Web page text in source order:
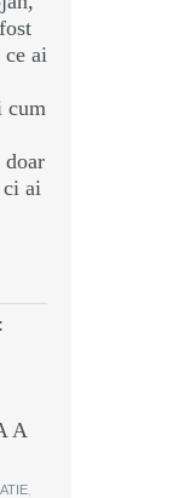
ai
cum
doar
ai
A